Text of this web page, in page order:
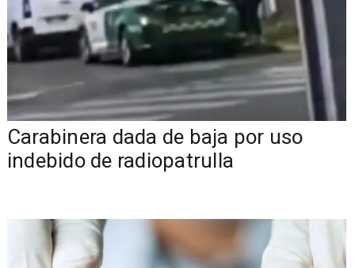
Carabinera dada de baja por uso
indebido de radiopatrulla